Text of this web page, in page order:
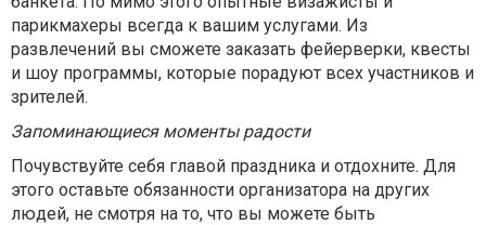
парикмахеры всегда к вашим услугами. Из
развлечений вы сможете заказать фейерверки, квесты
и шоу программы, которые порадуют всех участников и
зрителей.
Запоминающиеся моменты радости
Почувствуйте себя главой праздника и отдохните. Для
этого оставьте обязанности организатора на других
людей, не смотря на то, что вы можете быть